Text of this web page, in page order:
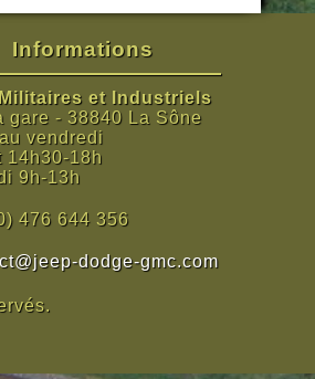
Informations
et Industriels
gare - 38840 La Sône
vendredi
14h30-18h
9h-13h
476 644 356
dodge-gmc.com